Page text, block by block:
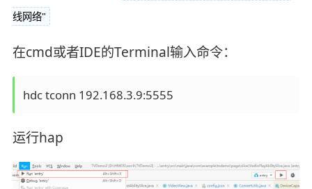
线网络"
在cmd或者IDE的Terminal输入命令：
运行hap